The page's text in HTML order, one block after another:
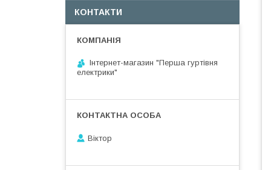
КОНТАКТИ
Інтернет-магазин "Перша гуртівня
електрики"
Віктор